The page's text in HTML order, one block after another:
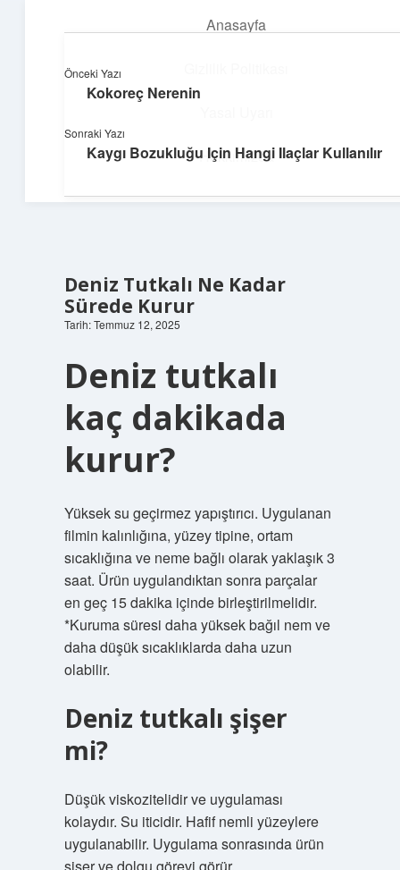
Anasayfa
Hakkımızda
Pratik Çözüm Rehberi
Hayatını kolaylaştıran zekice fikirler!
Deniz Tutkalı Ne Kadar
Sürede Kurur
Tarih: Temmuz 12, 2025
Deniz tutkalı
kaç dakikada
kurur?
Yüksek su geçirmez yapıştırıcı. Uygulanan
filmin kalınlığına, yüzey tipine, ortam
sıcaklığına ve neme bağlı olarak yaklaşık 3
saat. Ürün uygulandıktan sonra parçalar
en geç 15 dakika içinde birleştirilmelidir.
*Kuruma süresi daha yüksek bağıl nem ve
daha düşük sıcaklıklarda daha uzun
olabilir.
Deniz tutkalı şişer
mi?
Düşük viskozitelidir ve uygulaması
kolaydır. Su iticidir. Hafif nemli yüzeylere
uygulanabilir. Uygulama sonrasında ürün
Önceki Yazı
Kokoreç Nerenin
Sonraki Yazı
Kaygı Bozukluğu Için Hangi Ilaçlar Kullanılır